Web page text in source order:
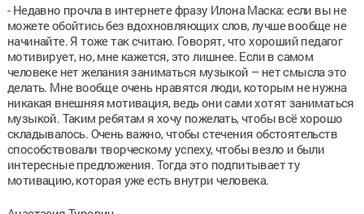
- Недавно прочла в интернете фразу Илона Маска: если вы не
можете обойтись без вдохновляющих слов, лучше вообще не
начинайте. Я тоже так считаю. Говорят, что хороший педагог
мотивирует, но, мне кажется, это лишнее. Если в самом
человеке нет желания заниматься музыкой – нет смысла это
делать. Мне вообще очень нравятся люди, которым не нужна
никакая внешняя мотивация, ведь они сами хотят заниматься
музыкой. Таким ребятам я хочу пожелать, чтобы всё хорошо
складывалось. Очень важно, чтобы стечения обстоятельств
способствовали творческому успеху, чтобы везло и были
интересные предложения. Тогда это подпитывает ту
мотивацию, которая уже есть внутри человека.